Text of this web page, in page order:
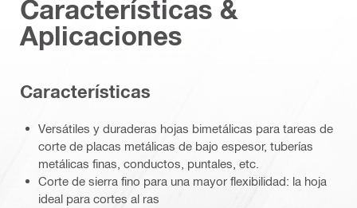
Características &
Aplicaciones
Características
Versátiles y duraderas hojas bimetálicas para tareas de
corte de placas metálicas de bajo espesor, tuberías
metálicas finas, conductos, puntales, etc.
Corte de sierra fino para una mayor flexibilidad: la hoja
ideal para cortes al ras